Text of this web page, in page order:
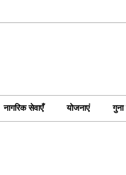
नागरिक सेवाएँ योजनाएं